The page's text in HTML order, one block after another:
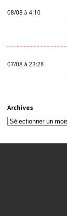
08/08 à 4:10
07/08 à 23:28
Archives
Archives